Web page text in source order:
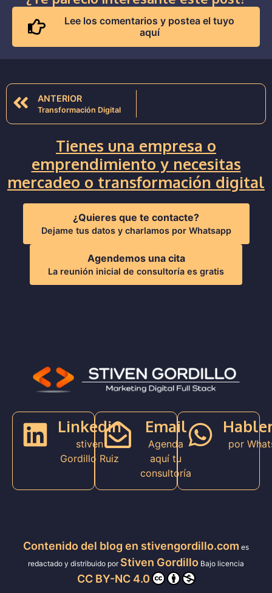
Lee los comentarios y postea el tuyo
aquí
ANTERIOR
Transformación Digital
Tienes una empresa o
emprendimiento y necesitas
mercadeo o transformación digital
Agendemos una cita
La reunión inicial de consultoría es gratis
¿Quieres que te contacte?
Dejame tus datos y charlamos por Whatsapp
Linkedin
stiven
Gordillo Ruiz
Email
Agenda
aquí tu
consultoría
por
Contenido del blog en stivengordillo.com es
redactado y distribuido por Stiven Gordillo Bajo licencia
CC BY-NC 4.0